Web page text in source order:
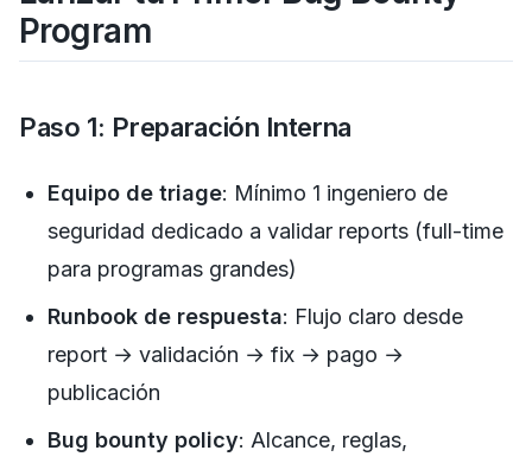
Program
Paso 1: Preparación Interna
Equipo de triage: Mínimo 1 ingeniero de
seguridad dedicado a validar reports (full-time
para programas grandes)
Runbook de respuesta: Flujo claro desde
report → validación → fix → pago →
publicación
Bug bounty policy: Alcance, reglas,